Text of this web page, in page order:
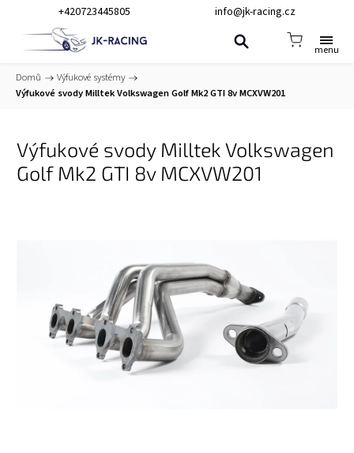
+420723445805 info@jk-racing.cz
Domů / Výfukové systémy /
Výfukové svody Milltek Volkswagen Golf Mk2 GTI 8v MCXVW201
Výfukové svody Milltek Volkswagen
Golf Mk2 GTI 8v MCXVW201